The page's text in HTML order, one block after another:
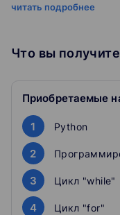
Вручную проверяем
Мы не оставляем
самопроверку — ею
Проверяем «по-
результате вы
Всё это — ради
результата. Личный
течение двух часов,
читать подробнее
Что вы
Приобретаемые
1 Python
2
3 Цикл "while"
4 Цикл "for"